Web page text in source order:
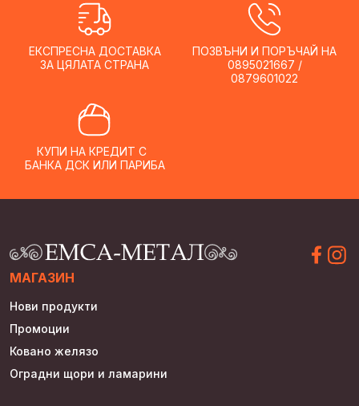
page
ЕКСПРЕСНА ДОСТАВКА
ЗА ЦЯЛАТА СТРАНА
ПОЗВЪНИ И ПОРЪЧАЙ НА
0895021667 /
0879601022
КУПИ НА КРЕДИТ С
БАНКА ДСК ИЛИ ПАРИБА
МАГАЗИН
Нови продукти
Промоции
Ковано желязо
Оградни щори и ламарини